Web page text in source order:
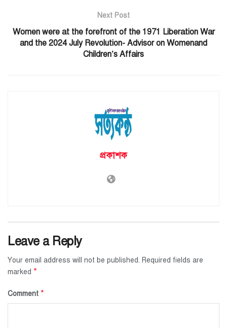
Next Post
Women were at the forefront of the 1971 Liberation War
and the 2024 July Revolution- Advisor on Womenand
Children’s Affairs
প্রকাশক
Leave a Reply
Your email address will not be published. Required fields are
marked *
Comment *